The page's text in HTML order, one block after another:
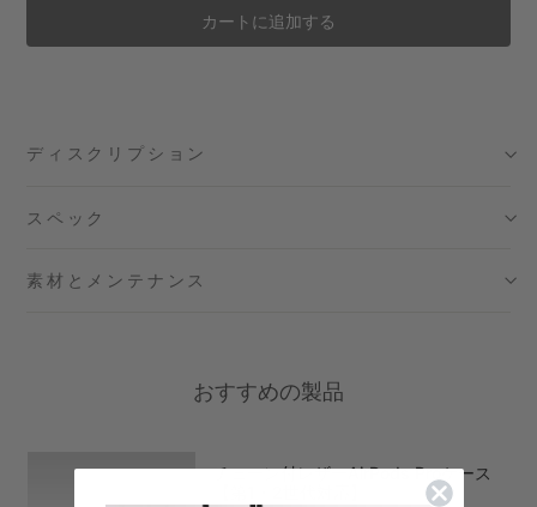
カートに追加する
ディスクリプション
スペック
素材とメンテナンス
おすすめの製品
チェーン付レザーAirPods Proケース